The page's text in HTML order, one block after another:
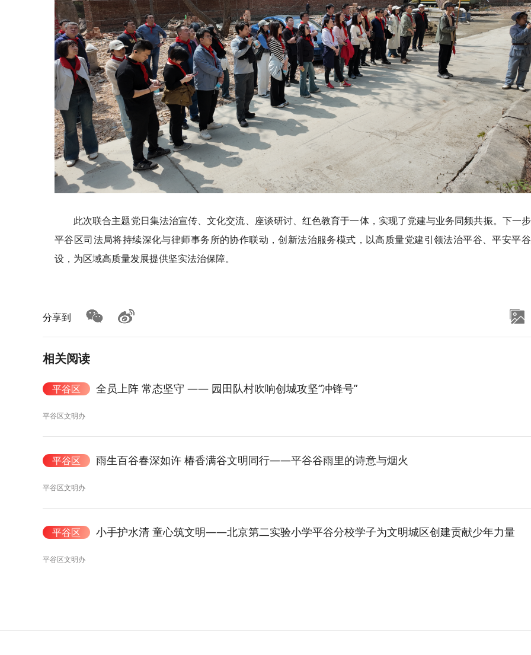
此次联合主题党日集法治宣传、文化交流、座谈研讨、红色教育于一体，实现了党建与业务同频共振。下一
平谷区司法局将持续深化与律师事务所的协作联动，创新法治服务模式，以高质量党建引领法治平谷、平安平
设，为区域高质量发展提供坚实法治保障。
分享到
相关阅读
平谷区 全员上阵 常态坚守 —— 园田队村吹响创城攻坚“冲锋号”
平谷区文明办
平谷区 雨生百谷春深如许 椿香满谷文明同行——平谷谷雨里的诗意与烟火
平谷区文明办
平谷区 小手护水清 童心筑文明——北京第二实验小学平谷分校学子为文明城区创建贡献少年力量
平谷区文明办